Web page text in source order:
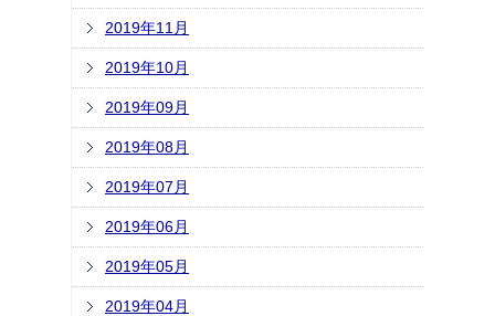
2019年11月
2019年10月
2019年09月
2019年08月
2019年07月
2019年06月
2019年05月
2019年04月